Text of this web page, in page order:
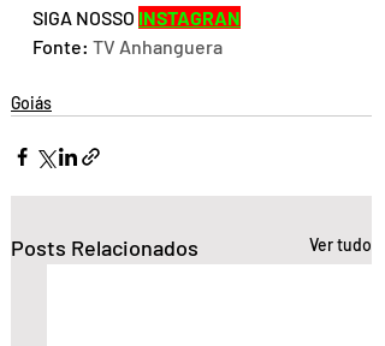
SIGA NOSSO INSTAGRAN
Fonte: TV Anhanguera
Goiás
Posts Relacionados Ver tudo